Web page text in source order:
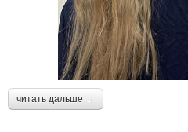
читать дальше →